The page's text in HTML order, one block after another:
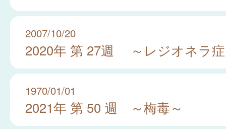
2007/10/20
2020年 第 27週 ～レジオネラ
1970/01/01
2021年 第 50 週 ～梅毒～